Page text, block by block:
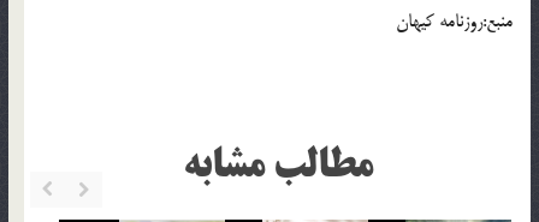
منبع:روزنامه کیهان
مطالب مشابه